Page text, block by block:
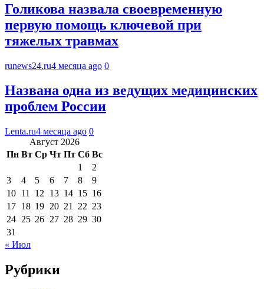
Голикова назвала своевременную
первую помощь ключевой при
тяжелых травмах
runews24.ru4 месяца ago 0
Названа одна из ведущих медицинских
проблем России
Lenta.ru4 месяца ago 0
Август 2026
Пн Вт Ср Чт Пт Сб Вс
1
2
3
4 5 6 7 8
9
10 11 12 13 14 15 16
17 18 19 20 21 22 23
24 25 26 27 28 29 30
31
« Июл
Рубрики